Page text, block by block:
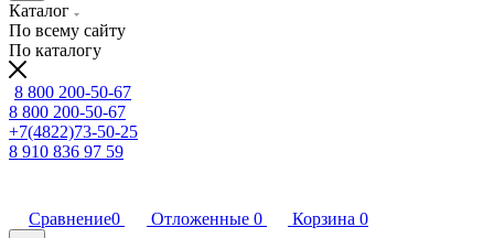
Каталог
По всему сайту
По каталогу
8 800 200-50-67
8 800 200-50-67
+7(4822)73-50-25
8 910 836 97 59
Сравнение0 Отложенные 0 Корзина 0